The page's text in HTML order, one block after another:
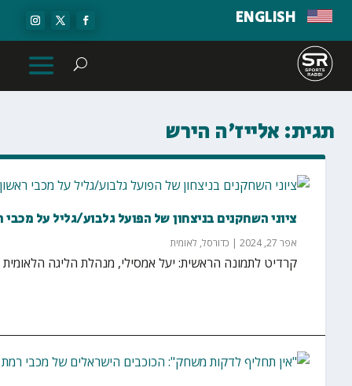
ENGLISH
תגית: אלייז'ה הירש
ציוני השחקנים בניצחון של הפועל גלבוע/גליל על מכבי
אפר 27, 2024 | כדורסל, לאומית
קרדיט לתמונה הראשית: יעל אמסילי, מנהלת הליגה הלאומית הפועל